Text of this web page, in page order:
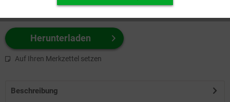
Herunterladen
Auf Ihren Merkzettel setzen
Beschreibung
Service